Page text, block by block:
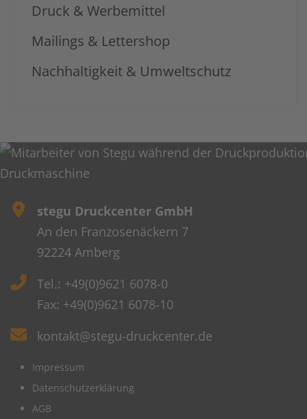
Druck & Werbemittel
Mailings & Lettershop
Nachhaltigkeit & Umweltschutz
stegu Druckcenter GmbH
An den Franzosenäckern 7
92224 Amberg
Tel.: +49(0)9621 6078-0
Fax: +49(0)9621 6078-10
kontakt@stegu-druckcenter.de
Impressum
Datenschutzerklärung
AGB